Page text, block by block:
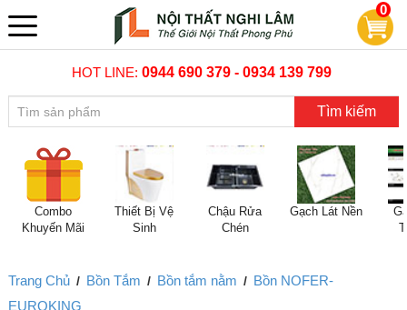
0
HOT LINE:0944 690 379 - 0934 139 799
Tìm kiếm
Combo
Khuyến Mãi
Thiết Bị Vệ
Sinh
Chậu Rửa
Chén
Gạch Lát Nền
Trang Chủ / Bồn Tắm / Bồn tắm nằm / Bồn NOFER-
EUROKING